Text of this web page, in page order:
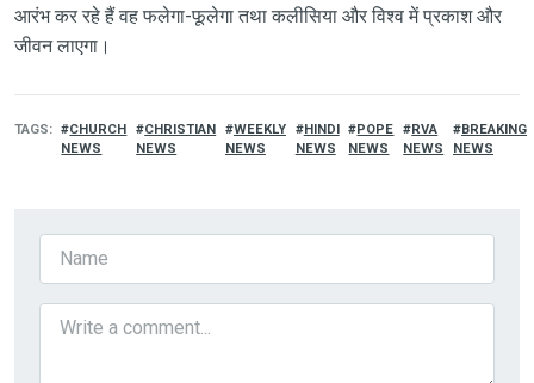
आरंभ कर रहे हैं वह फलेगा-फूलेगा तथा कलीसिया और विश्व में प्रकाश और
जीवन लाएगा।
TAGS
CHURCH
NEWS
CHRISTIAN
NEWS
WEEKLY
NEWS
HINDI
NEWS
POPE
NEWS
RVA
NEWS
BREAKING
NEWS